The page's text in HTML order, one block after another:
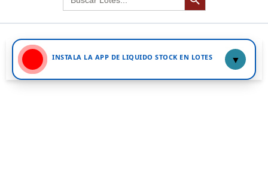
INSTALA LA APP DE LIQUIDO STOCK EN LOTES ▼